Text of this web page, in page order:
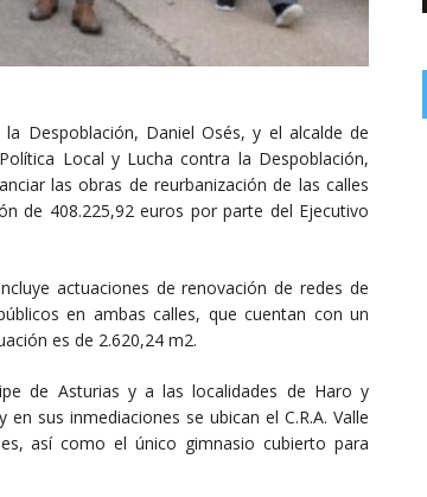
Despoblación, Daniel Osés, y el alcalde de
Local y Lucha contra la Despoblación,
las obras de reurbanización de las calles
de 408.225,92 euros por parte del Ejecutivo
actuaciones de renovación de redes de
en ambas calles, que cuentan con un
es de 2.620,24 m2.
de Asturias y a las localidades de Haro y
sus inmediaciones se ubican el C.R.A. Valle
así como el único gimnasio cubierto para